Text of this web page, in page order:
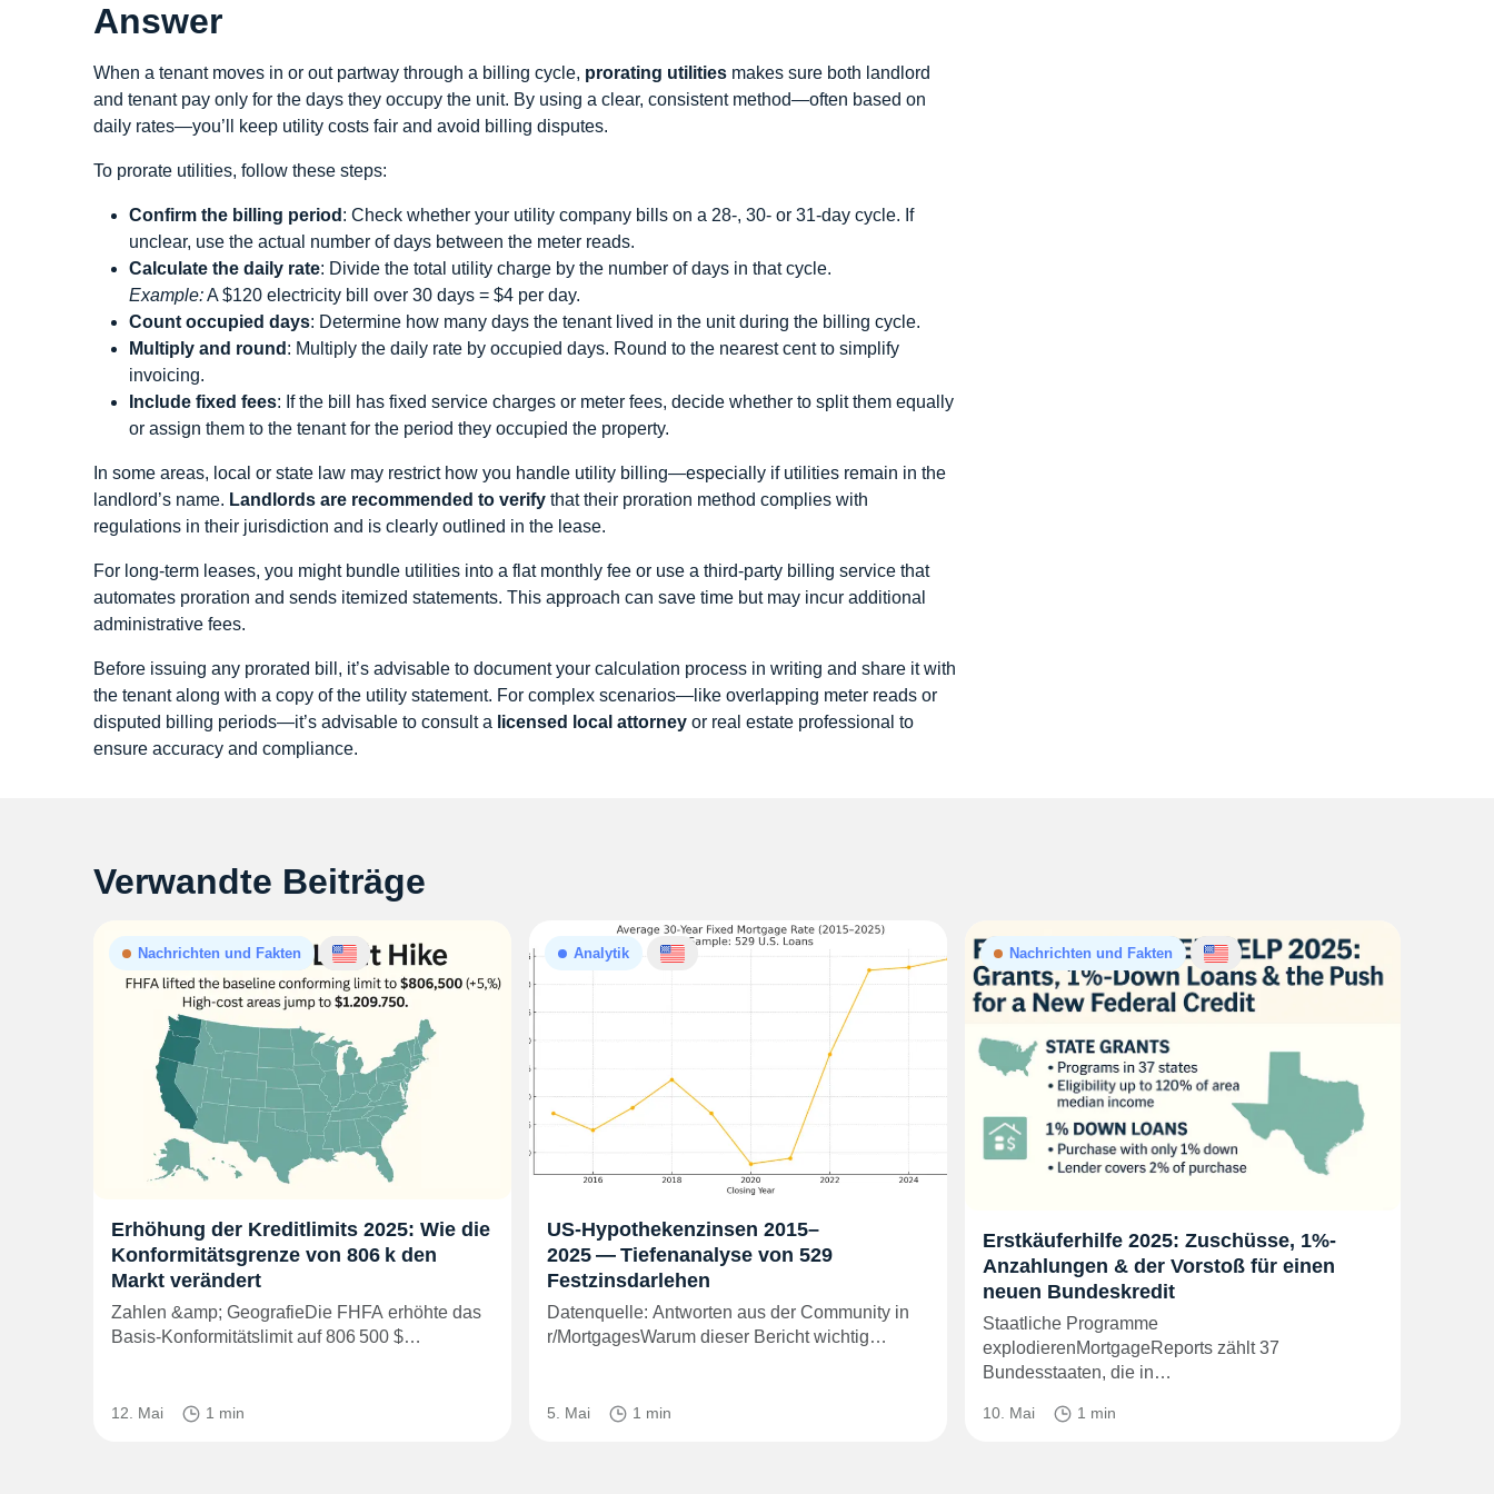
Answer
When a tenant moves in or out partway through a billing cycle, prorating utilities makes sure both landlord
and tenant pay only for the days they occupy the unit. By using a clear, consistent method—often based on
daily rates—you’ll keep utility costs fair and avoid billing disputes.
To prorate utilities, follow these steps:
Confirm the billing period : Check whether your utility company bills on a 28‑, 30‑ or 31‑day cycle. If
unclear, use the actual number of days between the meter reads.
Calculate the daily rate: Divide the total utility charge by the number of days in that cycle.
Example:A $120 electricity bill over 30 days = $4 per day.
Count occupied days: Determine how many days the tenant lived in the unit during the billing cycle.
Multiply and round : Multiply the daily rate by occupied days. Round to the nearest cent to simplify
invoicing.
Include fixed fees: If the bill has fixed service charges or meter fees, decide whether to split them equally
or assign them to the tenant for the period they occupied the property.
In some areas, local or state law may restrict how you handle utility billing—especially if utilities remain in the
landlord’s name. Landlords are recommended to verify that their proration method complies with
regulations in their jurisdiction and is clearly outlined in the lease.
For long‑term leases, you might bundle utilities into a flat monthly fee or use a third‑party billing service that
automates proration and sends itemized statements. This approach can save time but may incur additional
administrative fees.
Before issuing any prorated bill, it’s advisable to document your calculation process in writing and share it with
the tenant along with a copy of the utility statement. For complex scenarios—like overlapping meter reads or
disputed billing periods—it’s advisable to consult a licensed local attorney or real estate professional to
ensure accuracy and compliance.
Verwandte Beiträge
Nachrichten und Fakten
Erhöhung der Kreditlimits 2025: Wie die
Konformitätsgrenze von 806 k den
Markt verändert
Zahlen &amp; GeografieDie FHFA erhöhte das
Basis-Konformitätslimit auf 806 500 $…
12. Mai 1 min
Analytik
US-Hypothekenzinsen 2015–
2025 — Tiefenanalyse von 529
Festzinsdarlehen
Datenquelle: Antworten aus der Community in
r/MortgagesWarum dieser Bericht wichtig…
5. Mai 1 min
Nachrichten und Fakten
Erstkäuferhilfe 2025: Zuschüsse, 1%-
Anzahlungen & der Vorstoß für einen
neuen Bundeskredit
Staatliche Programme
explodierenMortgageReports zählt 37
Bundesstaaten, die in…
10. Mai 1 min